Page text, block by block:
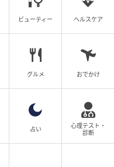
ビューティー ヘルスケア
グルメ おでかけ
占い
心理テスト・
診断